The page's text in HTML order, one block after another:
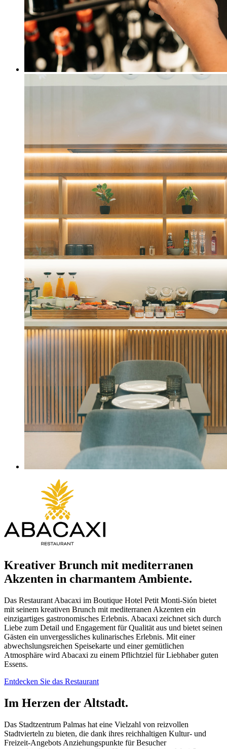
Kreativer Brunch mit mediterranen
Akzenten in charmantem Ambiente.
Das Restaurant Abacaxi im Boutique Hotel Petit Monti-Sión bietet
mit seinem kreativen Brunch mit mediterranen Akzenten ein
einzigartiges gastronomisches Erlebnis. Abacaxi zeichnet sich durch
Liebe zum Detail und Engagement für Qualität aus und bietet seinen
Gästen ein unvergessliches kulinarisches Erlebnis. Mit einer
abwechslungsreichen Speisekarte und einer gemütlichen
Atmosphäre wird Abacaxi zu einem Pflichtziel für Liebhaber guten
Essens.
Entdecken Sie das Restaurant
Im Herzen der Altstadt.
Das Stadtzentrum Palmas hat eine Vielzahl von reizvollen
Stadtvierteln zu bieten, die dank ihres reichhaltigen Kultur- und
Freizeit-Angebots Anziehungspunkte für Besucher